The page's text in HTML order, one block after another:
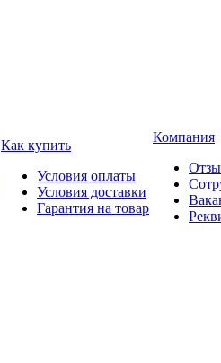
Как купить
Условия оплаты
Условия доставки
Гарантия на товар
Компания